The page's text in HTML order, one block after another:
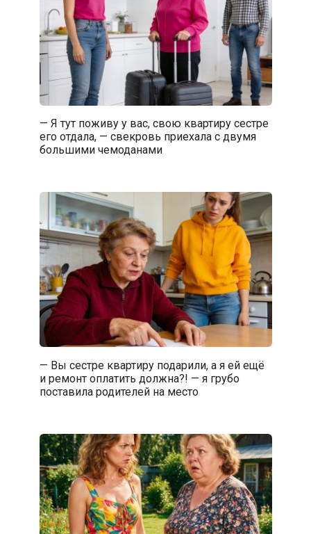
— Я тут поживу у вас, свою квартиру сестре
его отдала, — свекровь приехала с двумя
большими чемоданами
— Вы сестре квартиру подарили, а я ей ещё
и ремонт оплатить должна?! — я грубо
поставила родителей на место